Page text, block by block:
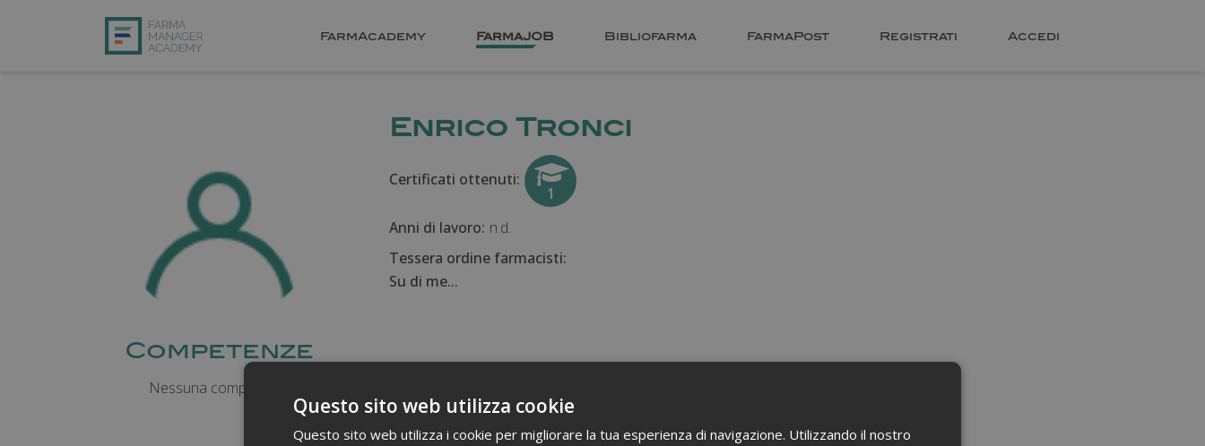
FarmAcademy FarmaJOB Bibliofarma FarmaPost Registrati Accedi
Competenze
Nessuna competenza
Enrico Tronci
Certificati ottenuti:
1
Anni di lavoro: n.d.
Tessera ordine farmacisti:
Su di me...
Questo sito web utilizza cookie
Questo sito web utilizza i cookie per migliorare la tua esperienza di navigazione. Utilizzando il nostro